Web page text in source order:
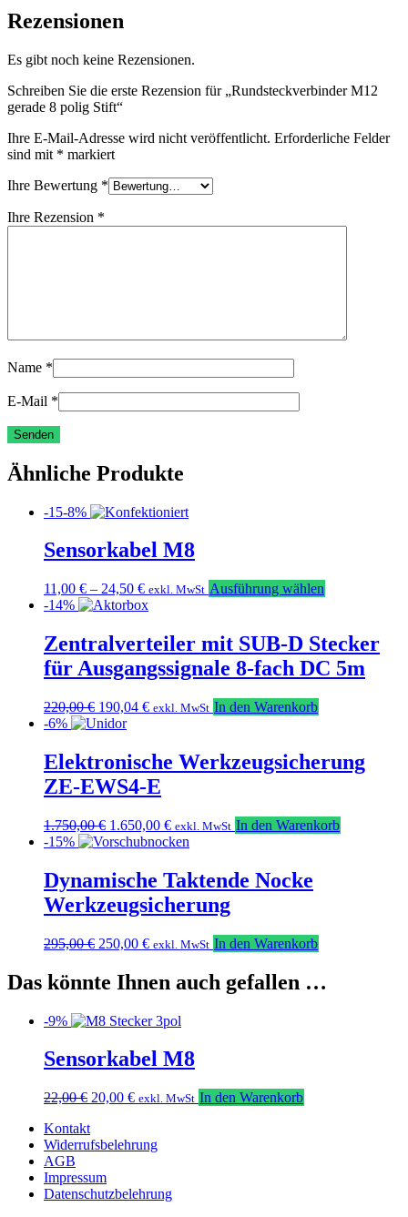
Rezensionen
Es gibt noch keine Rezensionen.
Schreiben Sie die erste Rezension für „Rundsteckverbinder M12
gerade 8 polig Stift“
Ihre E-Mail-Adresse wird nicht veröffentlicht. Erforderliche Felder
sind mit * markiert
Ihre Bewertung *
Ihre Rezension *
Name *
E-Mail *
Ähnliche Produkte
-15-8%
Sensorkabel M8
11,00 € – 24,50 € exkl. MwSt Ausführung wählen
mehrere
Varianten
auf.
Produktseite
-14%
Zentralverteiler mit SUB-D Stecker
für Ausgangssignale 8-fach DC 5m
220,00€ Ursprünglicher
Preis
220,00 €
190,04 €Aktueller
190,04 €.
exkl. MwSt In den Warenkorb
-6%
Elektronische Werkzeugsicherung
ZE-EWS4-E
1.750,00€ Ursprünglicher
Preis
1.750,00 €
1.650,00 €Aktueller
Preis
1.650,00 €.
exkl. MwSt In den Warenkorb
-15%
Dynamische Taktende Nocke
Werkzeugsicherung
295,00€ Ursprünglicher
war:
295,00 €
250,00 €Aktueller
250,00 €.
exkl. MwSt In den Warenkorb
Das könnte Ihnen auch gefallen …
-9%
Sensorkabel M8
22,00€ Ursprünglicher
war:
22,00 €
20,00 €Aktueller
20,00 €.
exkl. MwSt In den Warenkorb
Kontakt
Widerrufsbelehrung
AGB
Impressum
Datenschutzbelehrung